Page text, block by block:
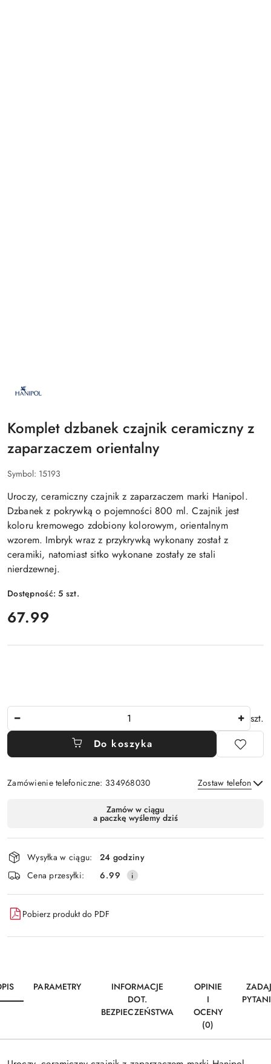
PRODUCENTA:
HANIPOL
Komplet dzbanek czajnik ceramiczny z
zaparzaczem orientalny
Symbol: 15193
Uroczy, ceramiczny czajnik z zaparzaczem marki Hanipol.
Dzbanek z pokrywką o pojemności 800 ml. Czajnik jest
koloru kremowego zdobiony kolorowym, orientalnym
wzorem. Imbryk wraz z przykrywką wykonany został z
ceramiki, natomiast sitko wykonane zostały ze stali
nierdzewnej.
Dostępność:5 szt.
cena:
67.99
szt.
Do koszyka
Zamówienie telefoniczne: 334968030 Zostaw telefon
Wyślij
dostawa
Zamów w ciągu
a paczkę wyślemy dziś
Wysyłka w ciągu:
24 godziny
Cena przesyłki:
6.99
Pobierz produkt do PDF
PARAMETRY
INFORMACJE
DOT.
BEZPIECZEŃSTWA
OPINIE
I
OCENY
(0)